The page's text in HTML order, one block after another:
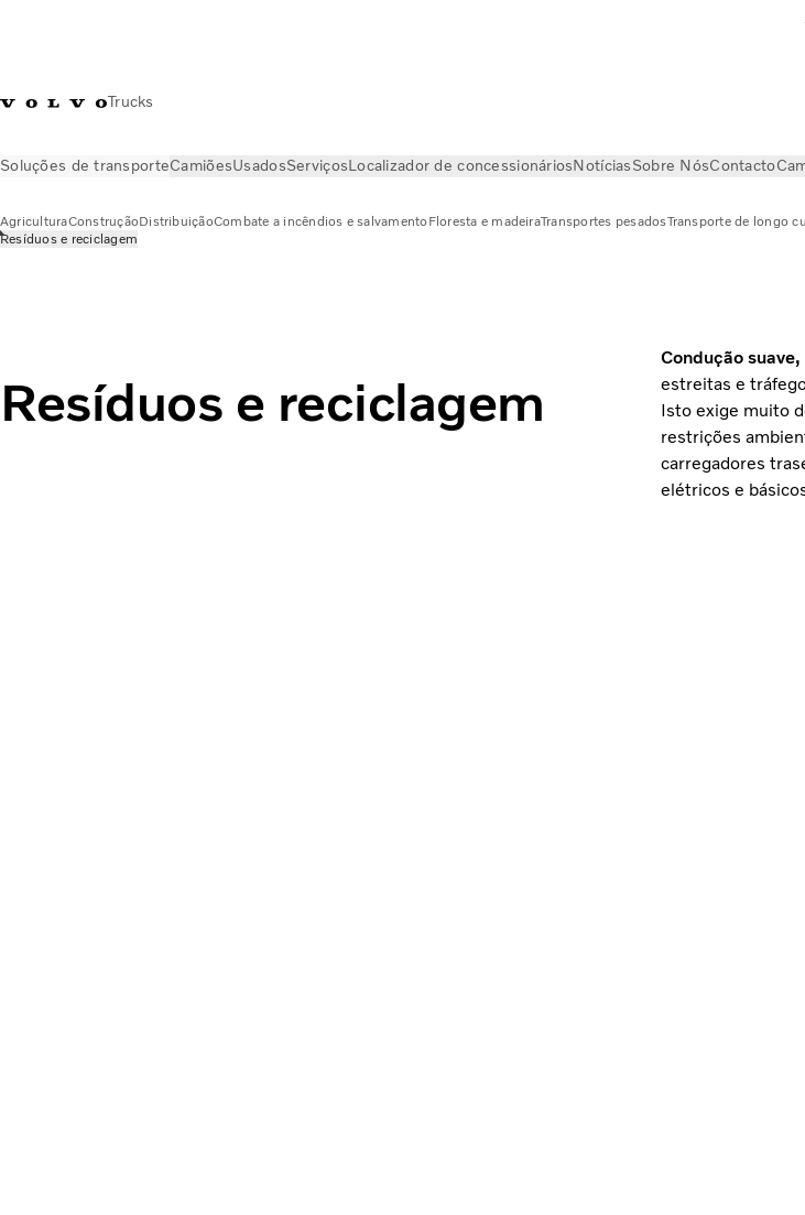
Trucks
Soluções de transporteCamiõesUsadosServiçosLocalizador de concessionáriosNotíciasSobre NósContacto
AgriculturaConstruçãoDistribuiçãoCombate a incêndios e salvamentoFloresta e madeiraTransportes pesadosTransporte de longo
Resíduos e reciclagem
Resíduos e reciclagem
Condução
estreitas e
Isto exige muito
restrições
carregadores
elétricos e